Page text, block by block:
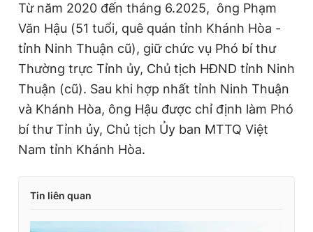
Từ năm 2020 đến tháng 6.2025, ông Phạm
Văn Hậu (51 tuổi, quê quán tỉnh Khánh Hòa -
tỉnh Ninh Thuận cũ), giữ chức vụ Phó bí thư
Thường trực Tỉnh ủy, Chủ tịch HĐND tỉnh Ninh
Thuận (cũ). Sau khi hợp nhất tỉnh Ninh Thuận
và Khánh Hòa, ông Hậu được chỉ định làm Phó
bí thư Tỉnh ủy, Chủ tịch Ủy ban MTTQ Việt
Nam tỉnh Khánh Hòa.
Tin liên quan